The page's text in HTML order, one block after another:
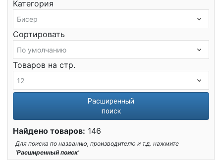
Категория
Сортировать
Товаров на стр.
Расширенный
поиск
Найдено товаров: 146
Для поиска по названию, производителю и т.д. нажмите
'Расширенный поиск'